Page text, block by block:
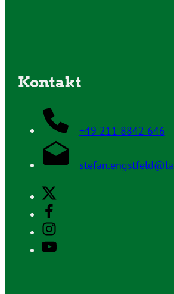
Kontakt
+49 211 8842 646